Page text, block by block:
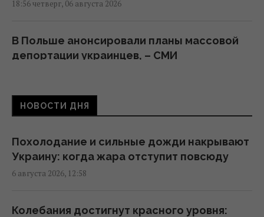
18:56 четверг, 06 августа 2026
В Польше анонсировали планы массовой
депортации украинцев, – СМИ
Атакованный в Лейпциге самолет
17:08 четверг, 06 августа 2026
Россия может использовать украинские
литовская разведка
НОВОСТИ ДНЯ
Похолодание и сильные дожди накрывают
Украину: когда жара отступит повсюду
6 августа 2026, 12:58
Колебания достигнут красного уровня: